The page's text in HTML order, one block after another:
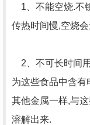
1、不能空烧.不
传热时间慢,空烧
2、不可长时间
为这些食品中含有
其他金属一样,与
溶解出来.